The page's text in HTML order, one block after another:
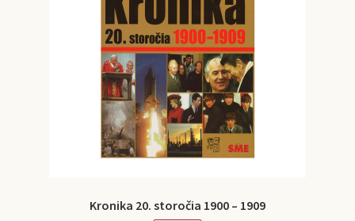
Kronika 20. storočia 1900 – 1909